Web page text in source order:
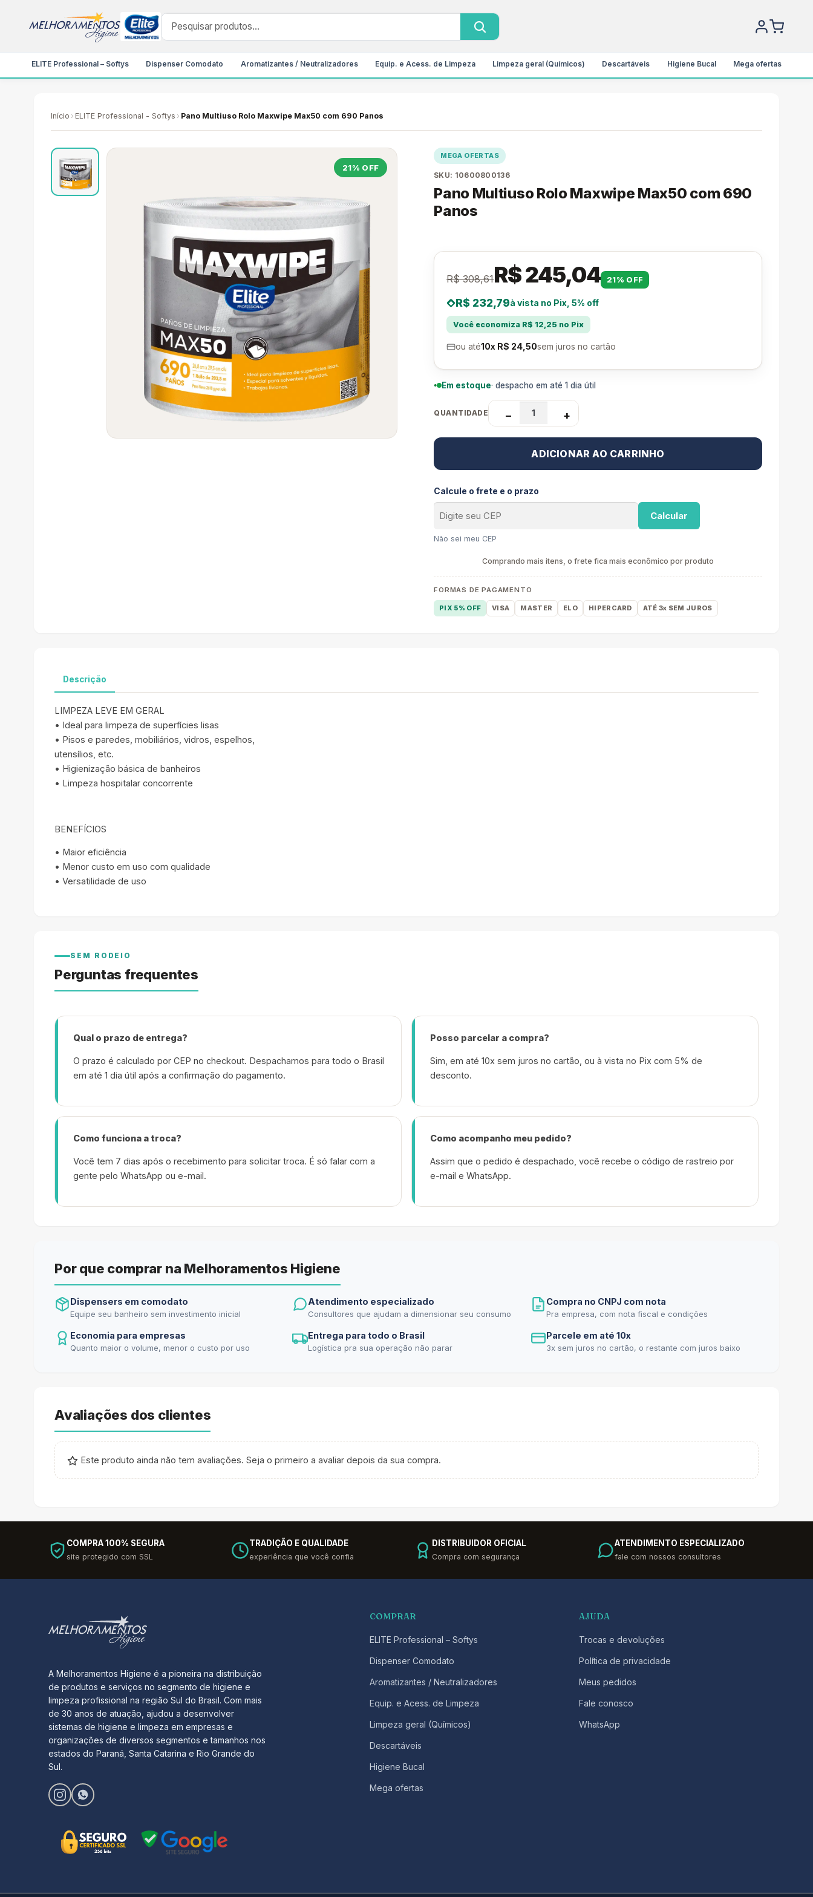
ELITE Professional – Softys Dispenser Comodato Aromatizantes / Neutralizadores Equip. e Acess. de Limpeza Limpeza geral (Químicos) Descartáveis Higiene Bucal Mega ofertas
Início › ELITE Professional - Softys › Pano Multiuso Rolo Maxwipe Max50 com 690 Panos
MEGA OFERTAS
SKU: 10600800136
Pano Multiuso Rolo Maxwipe Max50 com 690
Panos
21% OFF
R$ 308,61R$ 245,04 21% OFF
R$ 232,79à vista no Pix, 5% off
Você economiza R$ 12,25 no Pix
ou até10x R$ 24,50sem juros no cartão
Em estoque· despacho em até 1 dia útil
QUANTIDADE − +
ADICIONAR AO CARRINHO
Calcule o frete e o prazo
Calcular
Não sei meu CEP
Comprando mais itens, o frete fica mais econômico por produto
FORMAS DE PAGAMENTO
PIX 5% OFF VISA MASTER ELO HIPERCARD ATÉ 3x SEM JUROS
Descrição
LIMPEZA LEVE EM GERAL
• Ideal para limpeza de superfícies lisas
• Pisos e paredes, mobiliários, vidros, espelhos,
utensílios, etc.
• Higienização básica de banheiros
• Limpeza hospitalar concorrente
BENEFÍCIOS
• Maior eficiência
• Menor custo em uso com qualidade
• Versatilidade de uso
SEM RODEIO
Perguntas frequentes
Qual o prazo de entrega?
O prazo é calculado por CEP no checkout. Despachamos para todo o Brasil
em até 1 dia útil após a confirmação do pagamento.
Posso parcelar a compra?
Sim, em até 10x sem juros no cartão, ou à vista no Pix com 5% de
desconto.
Como funciona a troca?
Você tem 7 dias após o recebimento para solicitar troca. É só falar com a
gente pelo WhatsApp ou e-mail.
Como acompanho meu pedido?
Assim que o pedido é despachado, você recebe o código de rastreio por
e-mail e WhatsApp.
Por que comprar na Melhoramentos Higiene
Dispensers em comodato
Equipe seu banheiro sem investimento inicial
Atendimento especializado
Consultores que ajudam a dimensionar seu consumo
Compra no CNPJ com nota
Pra empresa, com nota fiscal e condições
Economia para empresas
Quanto maior o volume, menor o custo por uso
Entrega para todo o Brasil
Logística pra sua operação não parar
Parcele em até 10x
3x sem juros no cartão, o restante com juros baixo
Avaliações dos clientes
Este produto ainda não tem avaliações. Seja o primeiro a avaliar depois da sua compra.
COMPRA 100% SEGURA
site protegido com SSL
TRADIÇÃO E QUALIDADE
experiência que você confia
DISTRIBUIDOR OFICIAL
Compra com segurança
ATENDIMENTO ESPECIALIZADO
fale com nossos consultores
A Melhoramentos Higiene é a pioneira na distribuição
de produtos e serviços no segmento de higiene e
limpeza profissional na região Sul do Brasil. Com mais
de 30 anos de atuação, ajudou a desenvolver
sistemas de higiene e limpeza em empresas e
organizações de diversos segmentos e tamanhos nos
estados do Paraná, Santa Catarina e Rio Grande do
Sul.
COMPRAR
ELITE Professional – Softys
Dispenser Comodato
Aromatizantes / Neutralizadores
Equip. e Acess. de Limpeza
Limpeza geral (Químicos)
Descartáveis
Higiene Bucal
Mega ofertas
AJUDA
Trocas e devoluções
Política de privacidade
Meus pedidos
Fale conosco
WhatsApp